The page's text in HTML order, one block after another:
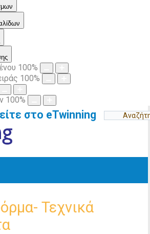
100%
100%
100%
στο eTwinning
Τεχνικά